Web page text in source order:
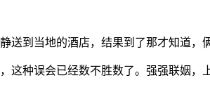
到当地的酒店，结果到了那才知道，
种误会已经数不胜数了。强强联姻